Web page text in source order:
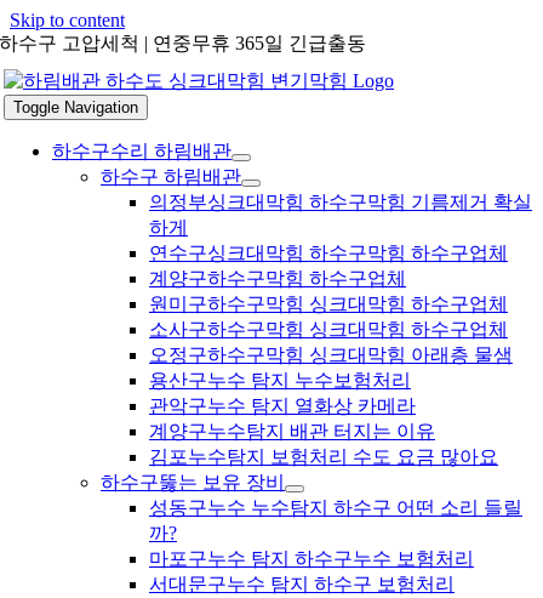
Skip to content
하수구 고압세척 | 연중무휴 365일 긴급출동
Toggle Navigation
하수구수리 하림배관
하수구 하림배관
의정부싱크대막힘 하수구막힘 기름제거 확실
하게
연수구싱크대막힘 하수구막힘 하수구업체
계양구하수구막힘 하수구업체
원미구하수구막힘 싱크대막힘 하수구업체
소사구하수구막힘 싱크대막힘 하수구업체
오정구하수구막힘 싱크대막힘 아래층 물샘
용산구누수 탐지 누수보험처리
관악구누수 탐지 열화상 카메라
계양구누수탐지 배관 터지는 이유
김포누수탐지 보험처리 수도 요금 많아요
하수구뚫는 보유 장비
성동구누수 누수탐지 하수구 어떤 소리 들릴
까?
마포구누수 탐지 하수구누수 보험처리
서대문구누수 탐지 하수구 보험처리